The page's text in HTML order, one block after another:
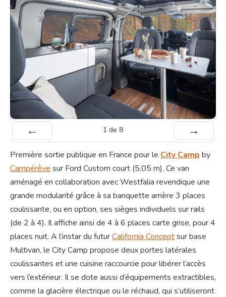
1 de 8
Première sortie publique en France pour le City Camp by
Campérêve sur Ford Custom court (5,05 m). Ce van
aménagé en collaboration avec Westfalia revendique une
grande modularité grâce à sa banquette arrière 3 places
coulissante, ou en option, ses sièges individuels sur rails
(de 2 à 4). Il affiche ainsi de 4 à 6 places carte grise, pour 4
places nuit. A l’instar du futurCalifornia Conceptsur base
Multivan, le City Camp propose deux portes latérales
coulissantes et une cuisine raccourcie pour libérer l’accès
vers l’extérieur. Il se dote aussi d’équipements extractibles,
comme la glacière électrique ou le réchaud, qui s’utiliseront